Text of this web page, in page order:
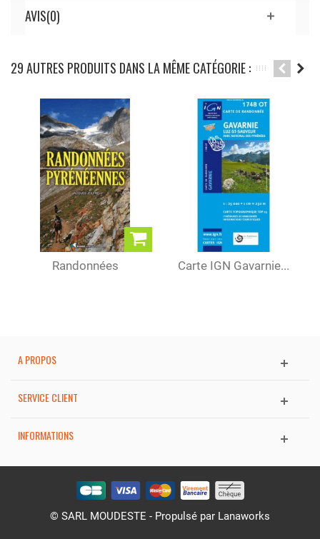
AVIS(0)
29 AUTRES PRODUITS DANS LA MÊME CATÉGORIE :
Randonnées
Carte IGN Gavarnie...
A PROPOS
SERVICE CLIENT
INFORMATIONS
© SARL MOUDESTE - Propulsé par Lanaworks